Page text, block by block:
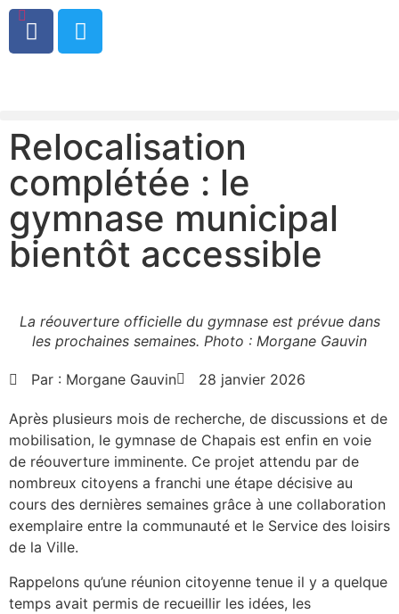
0
Relocalisation
complétée : le
gymnase municipal
bientôt accessible
La réouverture officielle du gymnase est prévue dans
les prochaines semaines. Photo : Morgane Gauvin
Par : Morgane Gauvin 28 janvier 2026
Après plusieurs mois de recherche, de discussions et de
mobilisation, le gymnase de Chapais est enfin en voie
de réouverture imminente. Ce projet attendu par de
nombreux citoyens a franchi une étape décisive au
cours des dernières semaines grâce à une collaboration
exemplaire entre la communauté et le Service des loisirs
de la Ville.
Rappelons qu’une réunion citoyenne tenue il y a quelque
temps avait permis de recueillir les idées, les